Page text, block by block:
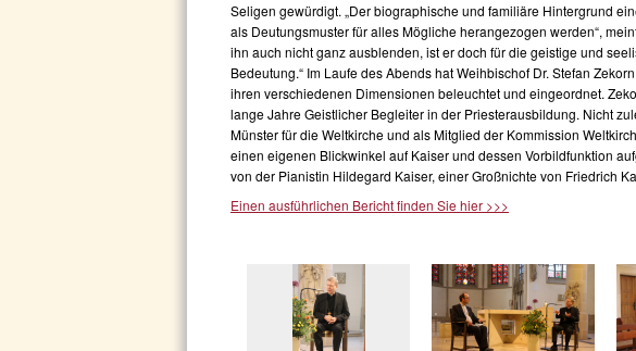
Seligen gewürdigt. „Der biographische und familiäre Hintergrund
als Deutungsmuster für alles Mögliche herangezogen werden“,
ihn auch nicht ganz ausblenden, ist er doch für die geistige und
Bedeutung.“ Im Laufe des Abends hat Weihbischof Dr. Stefan
ihren verschiedenen Dimensionen beleuchtet und eingeordnet.
lange Jahre Geistlicher Begleiter in der Priesterausbildung. Nicht
Münster für die Weltkirche und als Mitglied der Kommission
einen eigenen Blickwinkel auf Kaiser und dessen Vorbildfunktion
von der Pianistin Hildegard Kaiser, einer Großnichte von Friedrich
Einen ausführlichen Bericht finden Sie hier >>>